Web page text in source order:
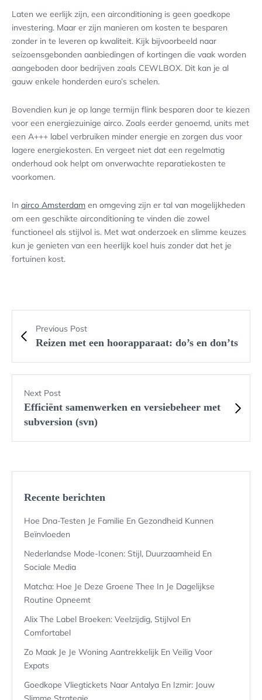
Laten we eerlijk zijn, een airconditioning is geen goedkope
investering. Maar er zijn manieren om kosten te besparen
zonder in te leveren op kwaliteit. Kijk bijvoorbeeld naar
seizoensgebonden aanbiedingen of kortingen die vaak worden
aangeboden door bedrijven zoals CEWLBOX. Dit kan je al
gauw enkele honderden euro’s schelen.
Bovendien kun je op lange termijn flink besparen door te kiezen
voor een energiezuinige airco. Zoals eerder genoemd, units met
een A+++ label verbruiken minder energie en zorgen dus voor
lagere energiekosten. En vergeet niet dat een regelmatig
onderhoud ook helpt om onverwachte reparatiekosten te
voorkomen.
In airco Amsterdam en omgeving zijn er tal van mogelijkheden
om een geschikte airconditioning te vinden die zowel
functioneel als stijlvol is. Met wat onderzoek en slimme keuzes
kun je genieten van een heerlijk koel huis zonder dat het je
fortuinen kost.
Previous Post
Reizen met een hoorapparaat: do’s en don’ts
Next Post
Efficiënt samenwerken en versiebeheer met
subversion (svn)
Recente berichten
Hoe Dna-Testen Je Familie En Gezondheid Kunnen
Beïnvloeden
Nederlandse Mode-Iconen: Stijl, Duurzaamheid En
Sociale Media
Matcha: Hoe Je Deze Groene Thee In Je Dagelijkse
Routine Opneemt
Alix The Label Broeken: Veelzijdig, Stijlvol En
Comfortabel
Zo Maak Je Je Woning Aantrekkelijk En Veilig Voor
Expats
Goedkope Vliegtickets Naar Antalya En Izmir: Jouw